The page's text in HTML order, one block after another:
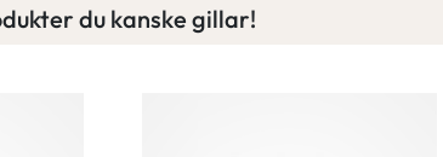
du kanske gillar!